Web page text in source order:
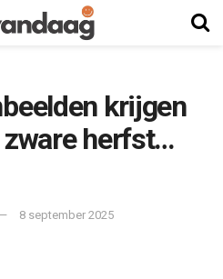
krijgen
herfst…
8 september 2025